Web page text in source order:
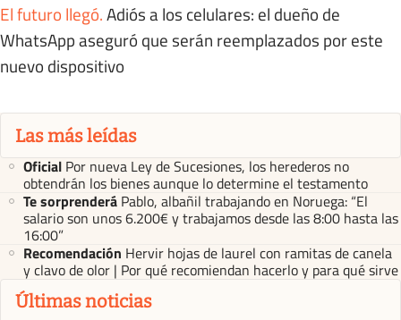
El futuro llegó.Adiós a los celulares: el dueño de
WhatsApp aseguró que serán reemplazados por este
nuevo dispositivo
Las más leídas
Oficial Por nueva Ley de Sucesiones, los herederos no
obtendrán los bienes aunque lo determine el testamento
Te sorprenderá Pablo, albañil trabajando en Noruega: “El
salario son unos 6.200€ y trabajamos desde las 8:00 hasta las
16:00”
Recomendación Hervir hojas de laurel con ramitas de canela
y clavo de olor | Por qué recomiendan hacerlo y para qué sirve
Últimas noticias